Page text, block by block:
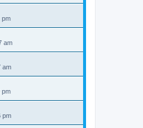
pm
am
am
pm
pm